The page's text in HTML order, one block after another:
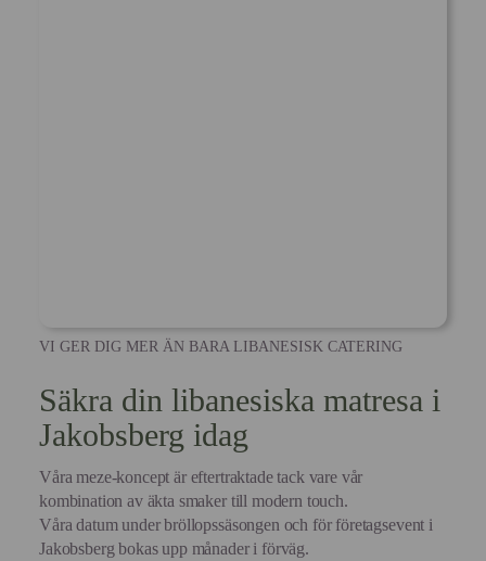
VI GER DIG MER ÄN BARA LIBANESISK CATERING
Säkra din libanesiska matresa i
Jakobsberg idag
Våra meze-koncept är eftertraktade tack vare vår
kombination av äkta smaker till modern touch.
Våra datum under bröllopssäsongen och för företagsevent i
Jakobsberg bokas upp månader i förväg.